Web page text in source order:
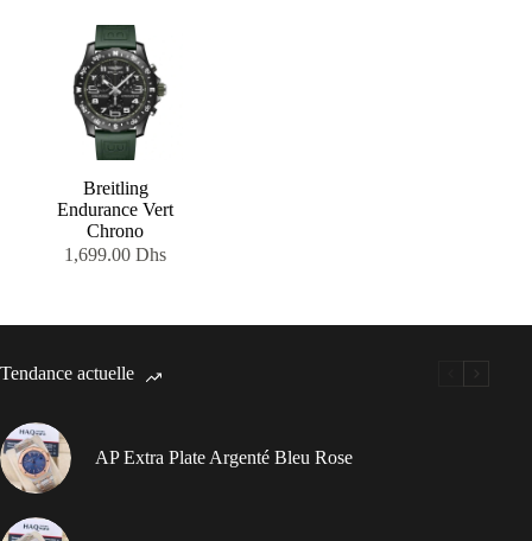
Breitling
Endurance Vert
Chrono
1,699.00Dhs
Tendance actuelle
AP Extra Plate Argenté Bleu Rose